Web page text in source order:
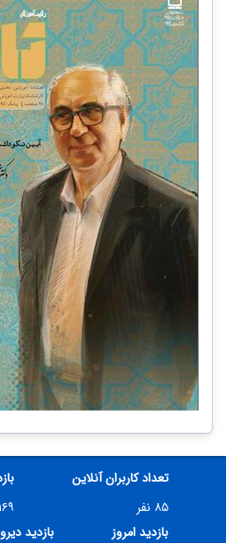
تعداد کاربران آنلاین
۸۵ نفر
بازدید امروز
بازدید